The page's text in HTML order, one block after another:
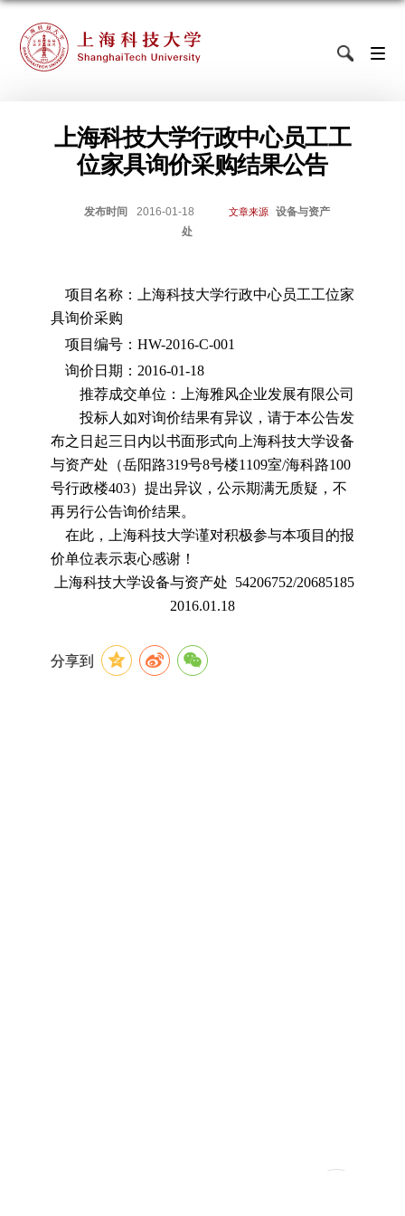
上海科技大学行政中心员工工
位家具询价采购结果公告
发布时间 2016-01-18 文章来源
设备与资产
处
项目名称：上海科技大学行政中心员工工位家
具询价采购
项目编号： HW-2016-C-001
询价日期： 2016-01-18
推荐成交单位：上海雅风企业发展有限公司
投标人如对询价结果有异议，请于本公告发
布之日起三日内以书面形式向上海科技大学设备
与资产处（岳阳路319号8号楼1109室/海科路100
号行政楼403）提出异议，公示期满无质疑，不
再另行公告询价结果。
在此，上海科技大学谨对积极参与本项目的报
价单位表示衷心感谢！
上海科技大学设备与资产处 54206752/20685185
2016.01.18
分享到